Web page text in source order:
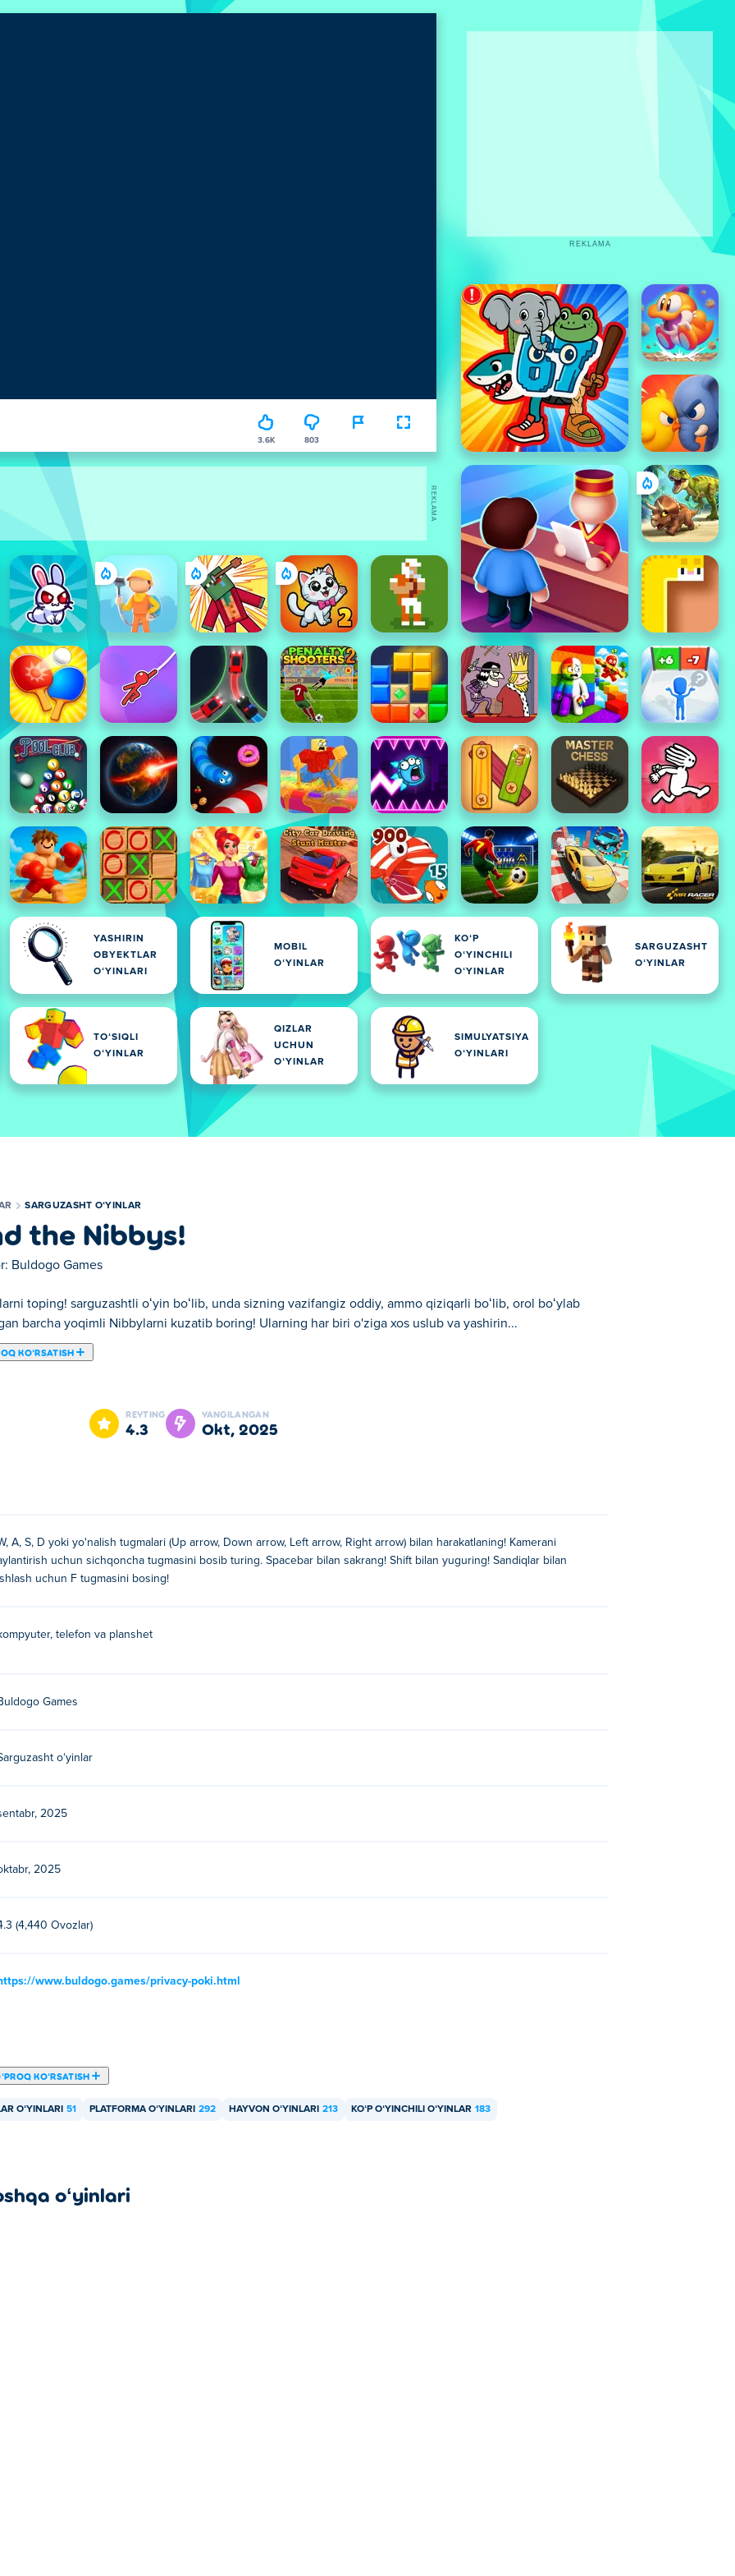
3.6K 803
YASHIRIN
OBYEKTLAR
OʻYINLARI
MOBIL
OʻYINLAR
KOʻP
OʻYINCHILI
OʻYINLAR
SARGUZASHT
OʻYINLAR
TOʻSIQLI
OʻYINLAR
QIZLAR
UCHUN
OʻYINLAR
SIMULYATSIYA
OʻYINLARI
REKLAMA
REKLAMA
SARGUZASHT OʻYINLAR
the Nibbys!
Buldogo Games
toping! sarguzashtli oʻyin boʻlib, unda sizning vazifangiz oddiy, ammo qiziqarli boʻlib, orol boʻylab
barcha yoqimli Nibbylarni kuzatib boring! Ularning har biri o'ziga xos uslub va yashirin...
KOʻRSATISH
unda sizning vazifangiz oddiy, ammo qiziqarli boʻlib, orol boʻylab tarqalgan barcha yoqimli Nibbylarni
to'plashga va uchrashishga tayyormisiz?
o'ynashim mumkin! bepulmi?
Poki da bepul.
va planshetlar kabi mobil qurilmalarda o'ynash mumkin.
REYTING
4.3
YANGILANGAN
okt, 2025
A, S, D yoki yo'nalish tugmalari (Up arrow, Down arrow, Left arrow, Right arrow) bilan harakatlaning! Kamerani
uchun sichqoncha tugmasini bosib turing. Spacebar bilan sakrang! Shift bilan yuguring! Sandiqlar bilan
uchun F tugmasini bosing!
telefon va planshet
Games
oʻyinlar
2025
2025
(4,440 Ovozlar)
www.buldogo.games/privacy-poki.html
KOʻRSATISH
OʻYINLARI 51 PLATFORMA OʻYINLARI 292 HAYVON OʻYINLARI 213 KOʻP OʻYINCHILI OʻYINLAR 183
oʻyinlari